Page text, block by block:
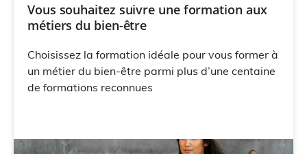
Vous souhaitez suivre une formation aux
métiers du bien-être
Choisissez la formation idéale pour vous former à
un métier du bien-être parmi plus d’une centaine
de formations reconnues